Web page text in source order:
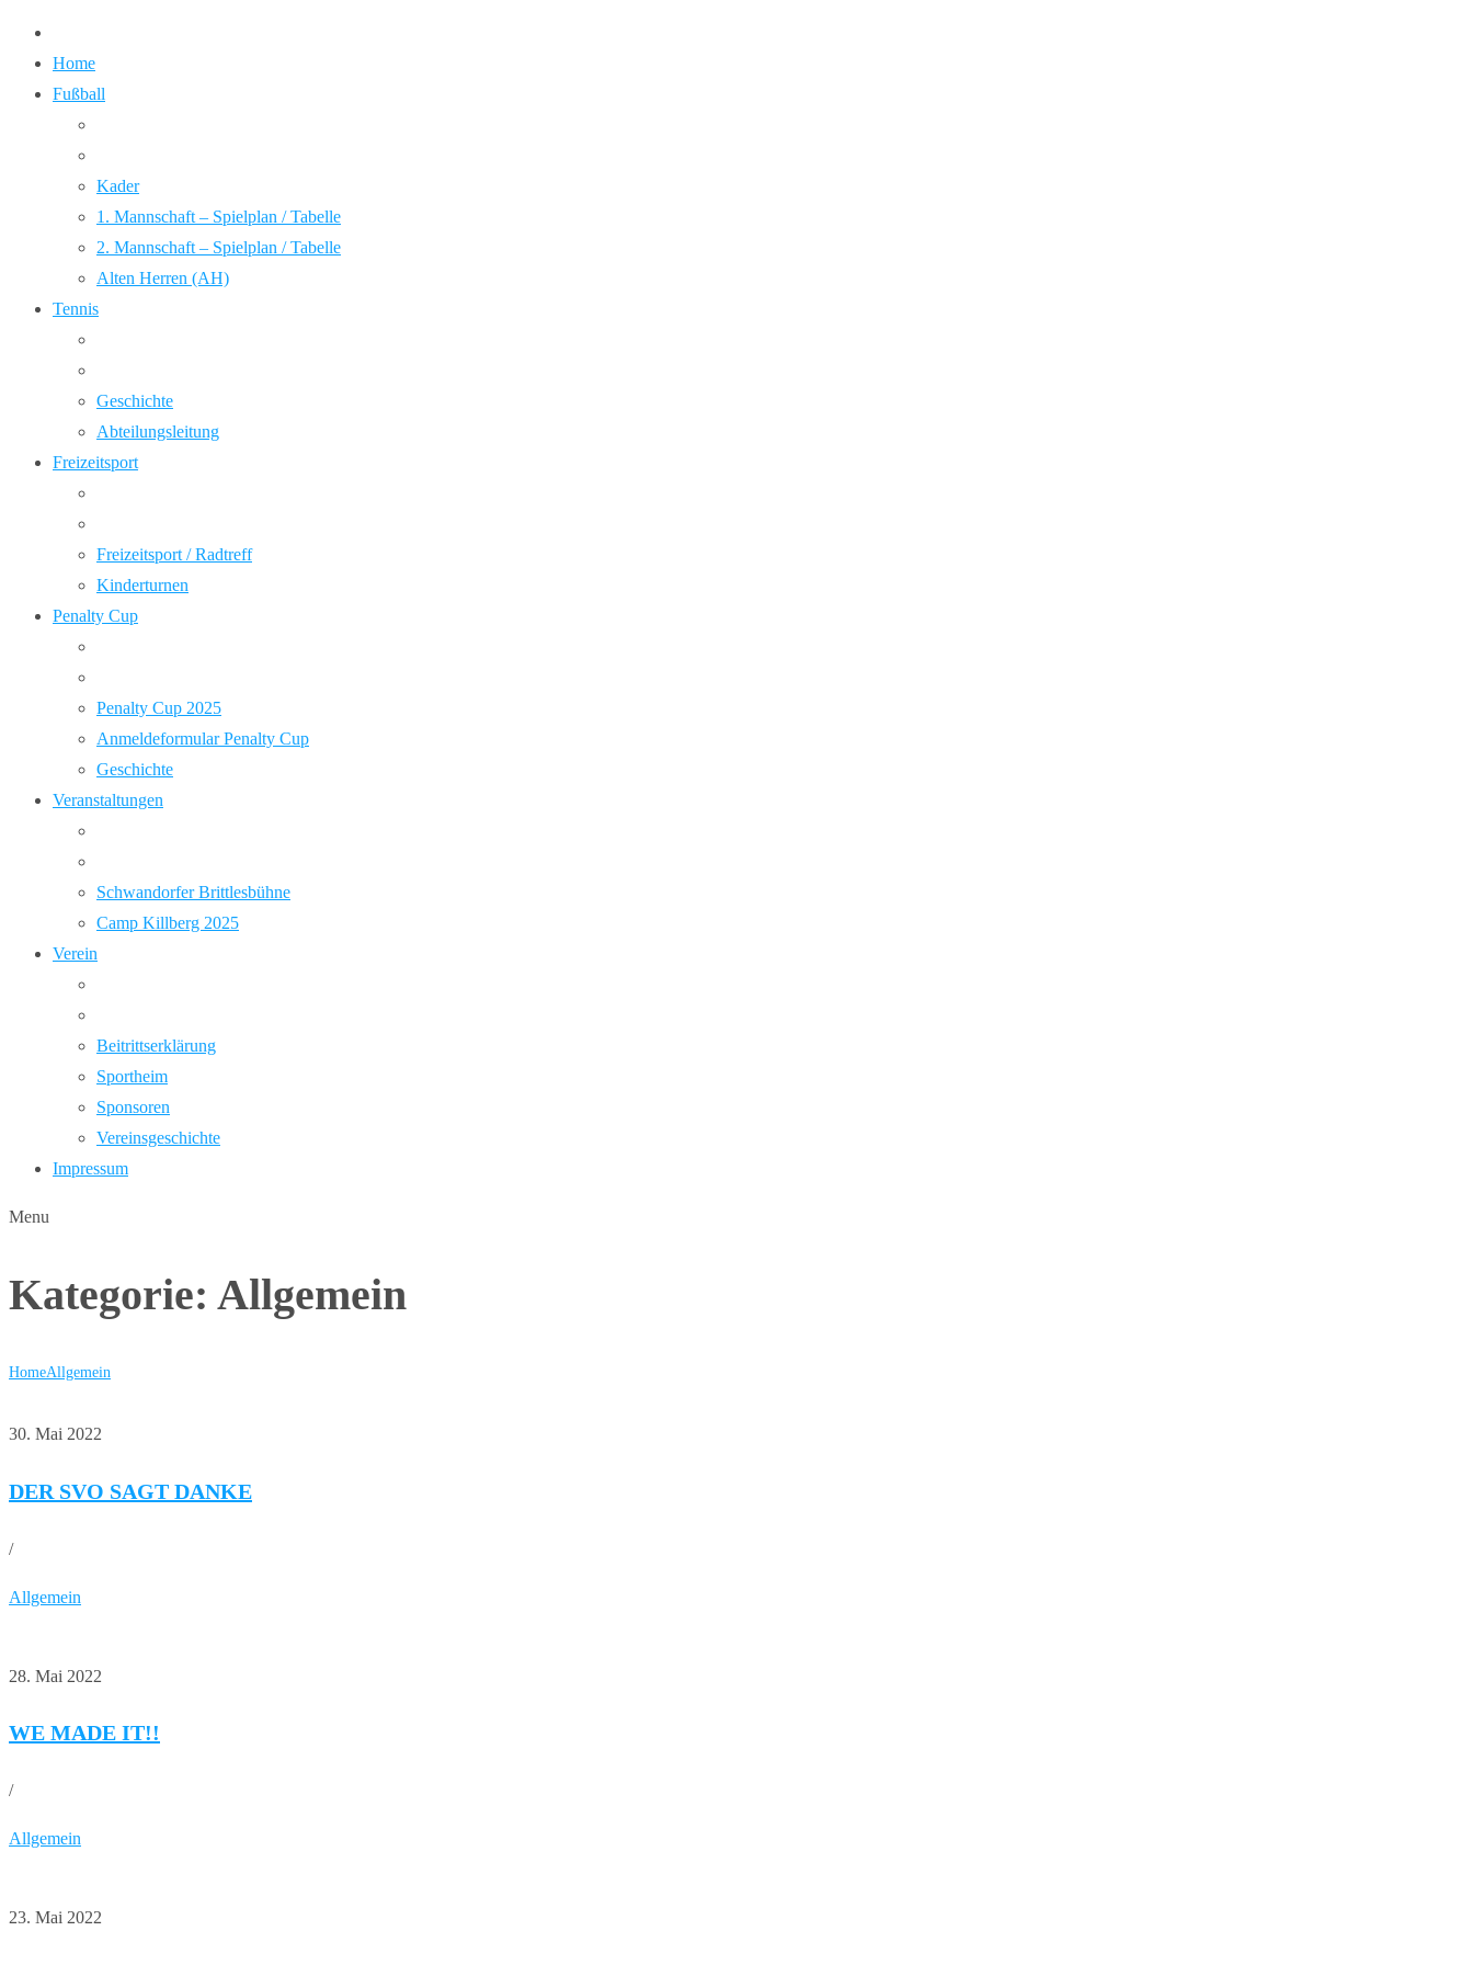
Home
Fußball
Kader
1. Mannschaft – Spielplan / Tabelle
2. Mannschaft – Spielplan / Tabelle
Alten Herren (AH)
Tennis
Geschichte
Abteilungsleitung
Freizeitsport
Freizeitsport / Radtreff
Kinderturnen
Penalty Cup
Penalty Cup 2025
Anmeldeformular Penalty Cup
Geschichte
Veranstaltungen
Schwandorfer Brittlesbühne
Camp Killberg 2025
Verein
Beitrittserklärung
Sportheim
Sponsoren
Vereinsgeschichte
Impressum
Menu
Kategorie: Allgemein
HomeAllgemein
30. Mai 2022
DER SVO SAGT DANKE
/
Allgemein
28. Mai 2022
WE MADE IT!!
/
Allgemein
23. Mai 2022